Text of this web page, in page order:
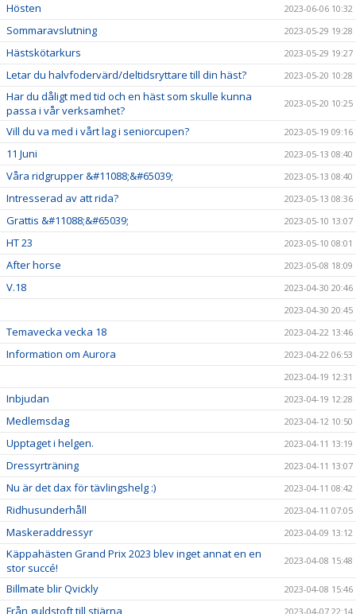
Hösten 2023-06-06 10:32
Sommaravslutning 2023-05-29 19:28
Hästskötarkurs 2023-05-29 19:27
Letar du halvfodervärd/deltidsryttare till din häst? 2023-05-20 10:28
Har du dåligt med tid och en häst som skulle kunna
passa i vår verksamhet?
2023-05-20 10:25
Vill du va med i vårt lag i seniorcupen? 2023-05-19 09:16
11 Juni 2023-05-13 08:40
Våra ridgrupper &#11088;&#65039; 2023-05-13 08:40
Intresserad av att rida? 2023-05-13 08:36
Grattis &#11088;&#65039; 2023-05-10 13:07
HT 23 2023-05-10 08:01
After horse 2023-05-08 18:09
V.18
2023-04-30 20:46
2023-04-30 20:45
Temavecka vecka 18 2023-04-22 13:46
Information om Aurora
2023-04-22 06:53
2023-04-19 12:31
Inbjudan 2023-04-19 12:28
Medlemsdag 2023-04-12 10:50
Upptaget i helgen. 2023-04-11 13:19
Dressyrträning 2023-04-11 13:07
Nu är det dax för tävlingshelg :) 2023-04-11 08:42
Ridhusunderhåll 2023-04-11 07:05
Maskeraddressyr 2023-04-09 13:12
Käppahästen Grand Prix 2023 blev inget annat en en
stor succé!
2023-04-08 15:48
Billmate blir Qvickly 2023-04-08 15:46
Från guldstoft till stjärna 2023-04-07 22:14